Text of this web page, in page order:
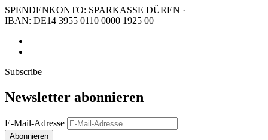
SPENDENKONTO: SPARKASSE DÜREN ·
IBAN: DE14 3955 0110 0000 1925 00
Subscribe
Newsletter abonnieren
E-Mail-Adresse
Abonnieren